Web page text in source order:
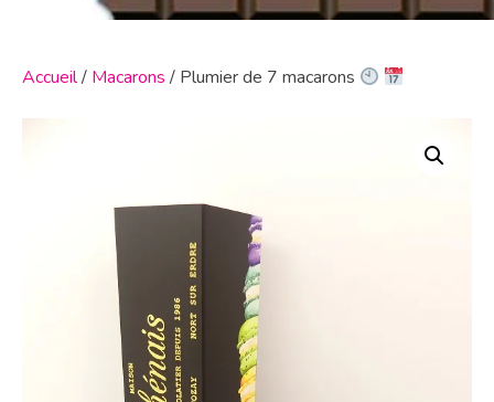
Accueil/ Macarons / Plumier de 7 macarons